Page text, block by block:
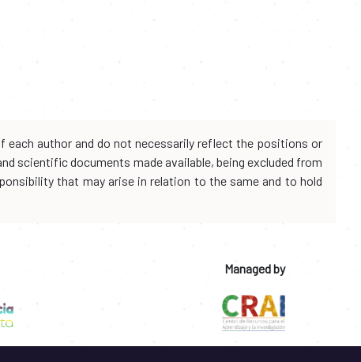
each author and do not necessarily reflect the positions or
scientific documents made available, being excluded from
that may arise in relation to the same and to hold
Managed by